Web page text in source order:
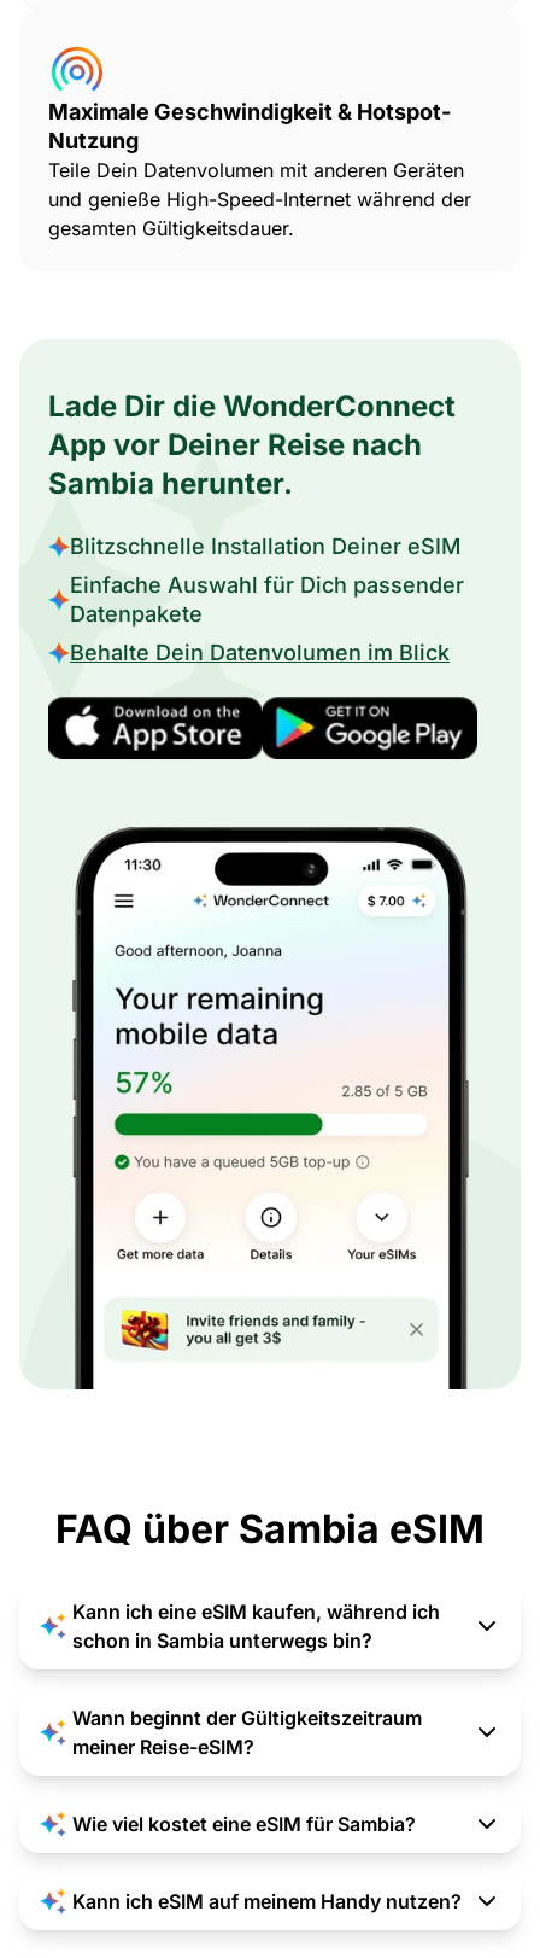
Maximale Geschwindigkeit & Hotspot-
Nutzung
Teile Dein Datenvolumen mit anderen Geräten
und genieße High-Speed-Internet während der
gesamten Gültigkeitsdauer.
Lade Dir die WonderConnect
App vor Deiner Reise nach
Sambia herunter.
Blitzschnelle Installation Deiner eSIM
Einfache Auswahl für Dich passender
Datenpakete
Behalte Dein Datenvolumen im Blick
FAQ über Sambia eSIM
Kann ich eine eSIM kaufen, während ich
schon in Sambia unterwegs bin?
Wann beginnt der Gültigkeitszeitraum
meiner Reise-eSIM?
Wie viel kostet eine eSIM für Sambia?
Kann ich eSIM auf meinem Handy nutzen?